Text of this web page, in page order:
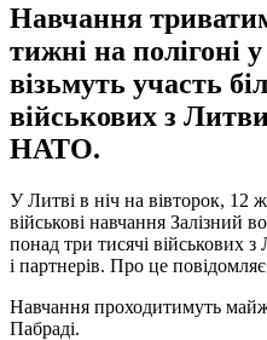
Навчання
тижні на полігоні
візьмуть участь
військових з
НАТО.
У Литві в ніч на вівторок, 12
військові навчання Залізний
понад три тисячі військових
і партнерів. Про це повідомляє
Навчання проходитимуть
Пабраді.